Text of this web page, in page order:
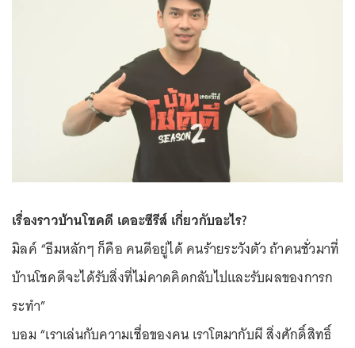
เรื่องราวบ้านโชคดี เดอะซีรีส์ เกี่ยวกับอะไร?
มิลค์ “ธีมหลักๆ ก็คือ คนดีอยู่ได้ คนร้ายระวังตัว ถ้าคนชั่วมาที่
บ้านโชคดีจะได้รับสิ่งที่ไม่คาดคิดกลับไปและรับผลของการก
ระทำ”
บอม “เราเล่นกับความเชื่อของคน เราโตมากับผี สิ่งศักดิ์สิทธิ์